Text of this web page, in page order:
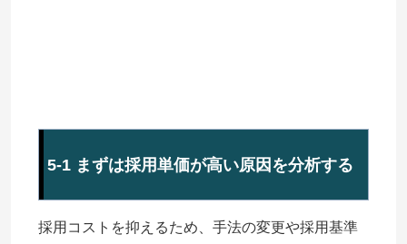
5-1 まずは採用単価が高い原因を分析する
採用コストを抑えるため、手法の変更や採用基準